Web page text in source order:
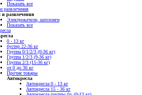
Показать все
развлечения
развлечения
Электрокачели, шезлонги
Показать все
0 - 13 кг
бустер 22-36 кг
Группа 0/1/2/3 (0-36 кг)
Группа 1/2/3 (9-36 кг)
Группа 2/3 (15-36 кг)
от 0 до 36 кг
Прочие товары
Автокресла
Автокресла 0 - 13 кг
Автокресла 15 - 36 кг